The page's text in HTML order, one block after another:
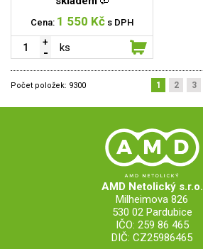
Cena: 1 550 Kč s DPH
ks
Počet položek: 9300 1 2 3
AMD Netolický s.r.o.
Milheimova 826
530 02 Pardubice
IČO: 259 86 465
DIČ: CZ25986465